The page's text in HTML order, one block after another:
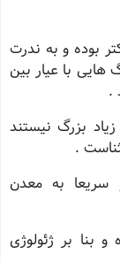
بوده و به ندرت
هایی با عیار بین
بزرگ نیستند
سریعا به معدن
بنا بر ژئولوژی